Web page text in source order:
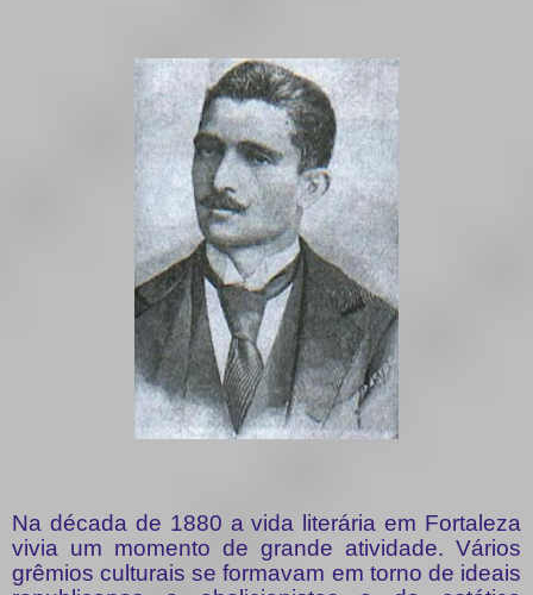
Na década de 1880 a vida literária em Fortaleza
vivia um momento de grande atividade. Vários
grêmios culturais se formavam em torno de ideais